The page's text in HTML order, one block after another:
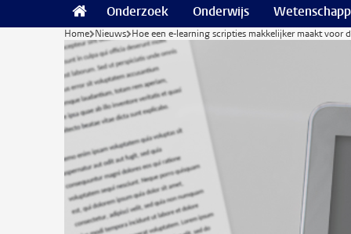
Onderzoek Onderwijs
Home Nieuws Hoe een e-learning scripties makkelijker maakt voor